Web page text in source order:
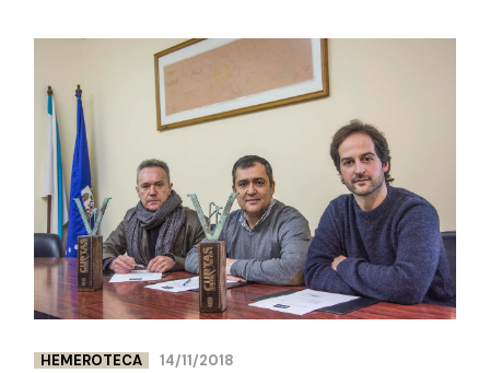
HEMEROTECA 14/11/2018